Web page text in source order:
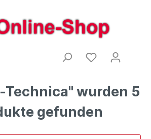
Technica" wurden 5
gefunden